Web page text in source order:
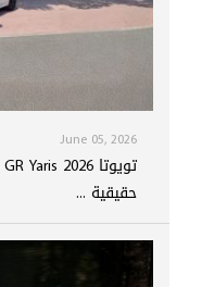
June 05, 2026
حقيقية ...